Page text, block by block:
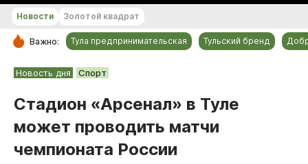
РУБРИКИ
Культура
Происшествия
Спорт
Новости Золотой квадрат
Важно: Тула предпринимательская Тульский бренд
Новость дня Спорт
Стадион «Арсенал» в Туле
может проводить матчи
чемпионата России